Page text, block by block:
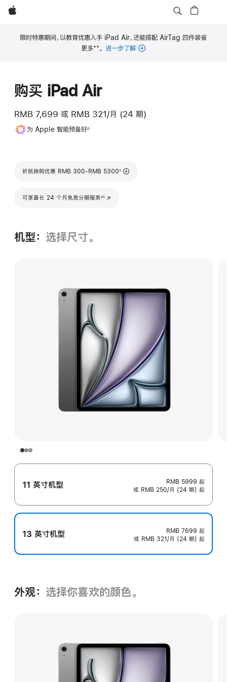
Apple
限时特惠期间，以教育优惠入手 iPad Air，还能搭配 AirTag 四件装省
更多**。进一步了解
购买 iPad Air
RMB 7,699 或 RMB 321/月 (24 期)
为 Apple 智能预备好∆
折抵换购优惠 RMB 300-RMB 5300
脚注
◊
可享最长 24 个月免息分期服务∆∆
(在新窗口中打开)
机型： 选择尺寸。
11 英寸机型 RMB 5999 起
或 RMB 250/月 (24 期) 起
13 英寸机型 RMB 7699 起
或 RMB 321/月 (24 期) 起
外观： 选择你喜欢的颜色。